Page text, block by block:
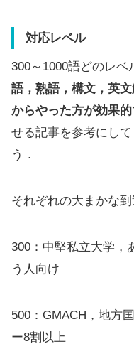
対応レベル
300～1000語どのレベ
語，熟語，構文，英
からやった方が効果的
せる記事を参考にし
う．
それぞれの大まかな
300：中堅私立大学
う人向け
500：GMACH，地方
ー8割以上